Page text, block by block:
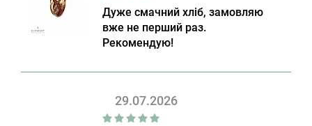
Дуже смачний хліб, замовляю
вже не перший раз.
Рекомендую!
29.07.2026